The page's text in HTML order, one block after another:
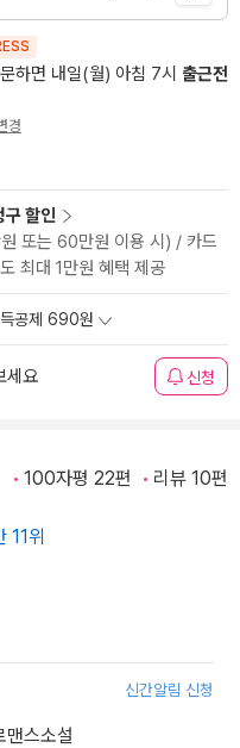
하면 내일(월) 아침 7시 출근전
경
구 할인
또는 60만원 이용 시) / 카드
최대 1만원 혜택 제공
공제 690원
세요 신청
100자평 22편 리뷰 10편
11위
신간알림 신청
맨스소설